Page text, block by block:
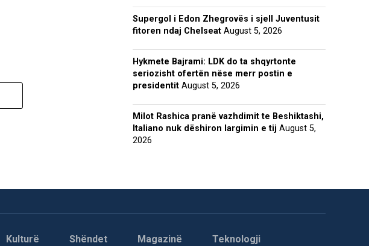
Supergol i Edon Zhegrovës i sjell Juventusit
fitoren ndaj Chelseat August 5, 2026
Hykmete Bajrami: LDK do ta shqyrtonte
seriozisht ofertën nëse merr postin e
presidentit August 5, 2026
Milot Rashica pranë vazhdimit te Beshiktashi,
Italiano nuk dëshiron largimin e tij August 5,
2026
Kulturë Shëndet Magazinë Teknologji